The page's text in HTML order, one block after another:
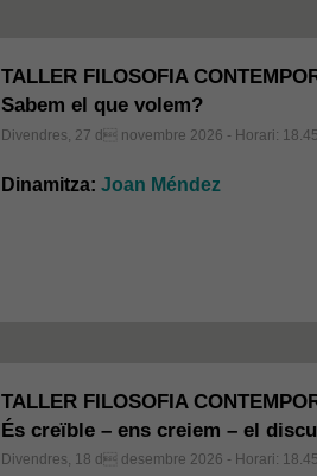
TALLER FILOSOFIA
Sabem el que volem?
Divendres, 27 d novembre 2026 - Horari: 18.45
Dinamitza: Joan Méndez
TALLER FILOSOFIA
És creïble – ens creiem – el
Divendres, 18 d desembre 2026 - Horari: 18.45